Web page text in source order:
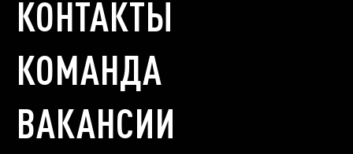
КОНТАКТЫ
КОМАНДА
ВАКАНСИИ